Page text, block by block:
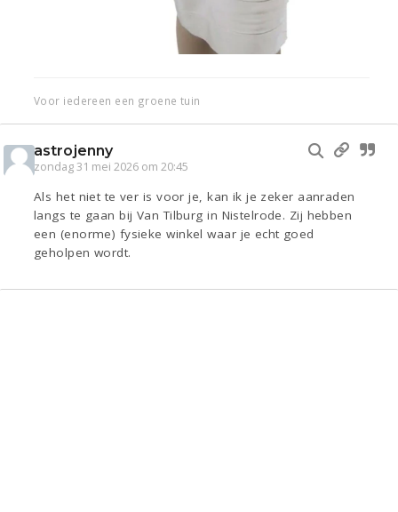
Voor iedereen een groene tuin
astrojenny
zondag 31 mei 2026 om 20:45
Als het niet te ver is voor je, kan ik je zeker aanraden
langs te gaan bij Van Tilburg in Nistelrode. Zij hebben
een (enorme) fysieke winkel waar je echt goed
geholpen wordt.